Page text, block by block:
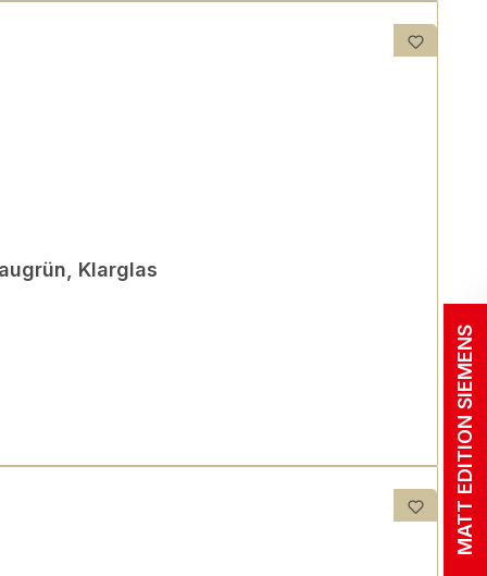
Klarglas
MATT EDITION SIEMENS